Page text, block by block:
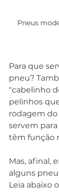
Pneus
Para que
pneu?
"cabelinho
pelinhos
rodagem do
servem para
têm função
Mas, afinal,
alguns
Leia abaixo